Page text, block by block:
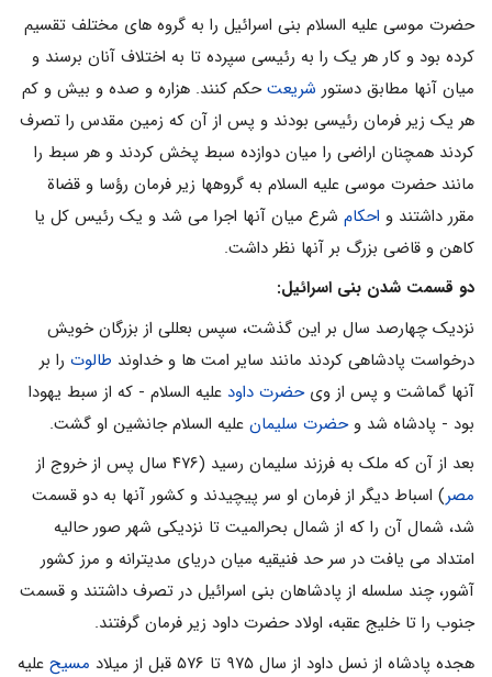
حضرت موسی علیه السلام بنی اسرائیل را به گروه های مختلف تقسیم
کرده بود و کار هر یک را به رئیسی سپرده تا به اختلاف آنان برسند و
میان آنها مطابق دستور شریعتحکم کنند. هزاره و صده و بیش و کم
هر یک زیر فرمان رئیسی بودند و پس از آن که زمین مقدس را تصرف
کردند همچنان اراضی را میان دوازده سبط پخش کردند و هر سبط را
مانند حضرت موسی علیه السلام به گروهها زیر فرمان رؤسا و قضاة
مقرر داشتند و احکام شرع میان آنها اجرا می شد و یک رئیس کل یا
کاهن و قاضی بزرگ بر آنها نظر داشت.
دو قسمت شدن بنی اسرائیل:
نزدیک چهارصد سال بر این گذشت، سپس بعللی از بزرگان خویش
درخواست پادشاهی کردند مانند سایر امت ها و خداوند طالوت را بر
آنها گماشت و پس از ویحضرت داود علیه السلام - که از سبط یهودا
بود - پادشاه شد وحضرت سلیمان علیه السلام جانشین او گشت.
بعد از آن که ملک به فرزند سلیمان رسید (۴۷۶ سال پس از خروج از
مصر) اسباط دیگر از فرمان او سر پیچیدند و کشور آنها به دو قسمت
شد، شمال آن را که از شمال بحرالمیت تا نزدیکی شهر صور حالیه
امتداد می یافت در سر حد فنیقیه میان دریای مدیترانه و مرز کشور
آشور، چند سلسله از پادشاهان بنی اسرائیل در تصرف داشتند و قسمت
جنوب را تا خلیج عقبه، اولاد حضرت داود زیر فرمان گرفتند.
هجده پادشاه از نسل داود از سال ۹۷۵ تا ۵۷۶ قبل از میلاد
مسیح علیه